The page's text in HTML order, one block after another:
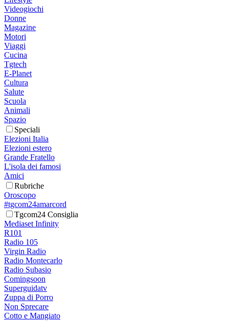
Videogiochi
Donne
Magazine
Motori
Viaggi
Cucina
Tgtech
E-Planet
Cultura
Salute
Scuola
Animali
Spazio
Speciali
Elezioni Italia
Elezioni estero
Grande Fratello
L'isola dei famosi
Amici
Rubriche
Oroscopo
#tgcom24amarcord
Tgcom24 Consiglia
Mediaset Infinity
R101
Radio 105
Virgin Radio
Radio Montecarlo
Radio Subasio
Comingsoon
Superguidatv
Zuppa di Porro
Non Sprecare
Cotto e Mangiato